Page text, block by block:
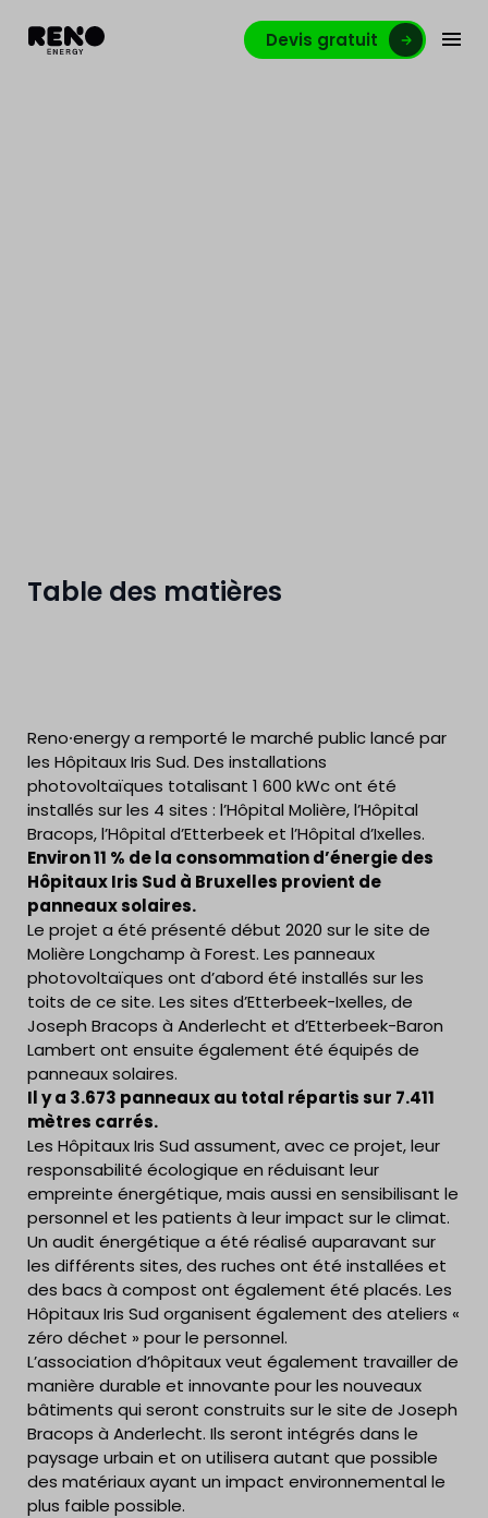
Devis gratuit
Table des matières
Reno⸱energy a remporté le marché public lancé par
les Hôpitaux Iris Sud. Des installations
photovoltaïques totalisant 1 600 kWc ont été
installés sur les 4 sites : l’Hôpital Molière, l’Hôpital
Bracops, l’Hôpital d’Etterbeek et l’Hôpital d’Ixelles.
Environ 11 % de la consommation d’énergie des
Hôpitaux Iris Sud à Bruxelles provient de
panneaux solaires.
Le projet a été présenté début 2020 sur le site de
Molière Longchamp à Forest. Les panneaux
photovoltaïques ont d’abord été installés sur les
toits de ce site. Les sites d’Etterbeek-Ixelles, de
Joseph Bracops à Anderlecht et d’Etterbeek-Baron
Lambert ont ensuite également été équipés de
panneaux solaires.
Il y a 3.673 panneaux au total répartis sur 7.411
mètres carrés.
Les Hôpitaux Iris Sud assument, avec ce projet, leur
responsabilité écologique en réduisant leur
empreinte énergétique, mais aussi en sensibilisant le
personnel et les patients à leur impact sur le climat.
Un audit énergétique a été réalisé auparavant sur
les différents sites, des ruches ont été installées et
des bacs à compost ont également été placés. Les
Hôpitaux Iris Sud organisent également des ateliers «
zéro déchet » pour le personnel.
L’association d’hôpitaux veut également travailler de
manière durable et innovante pour les nouveaux
bâtiments qui seront construits sur le site de Joseph
Bracops à Anderlecht. Ils seront intégrés dans le
paysage urbain et on utilisera autant que possible
des matériaux ayant un impact environnemental le
plus faible possible.